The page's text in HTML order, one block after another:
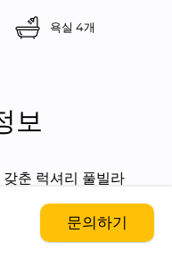
욕실 4개
보
춘 럭셔리 풀빌라
중에서도 센트럴
문의하기